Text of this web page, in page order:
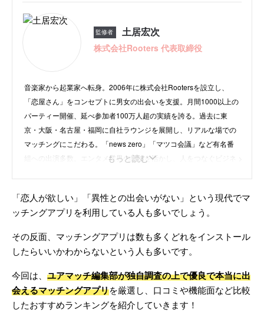
14位
で“実際に会える”チャンスが広がる
アンジュ | 30代以降のミドル世代で真
剣な婚活や恋活をしたいなら
16位
Memotia | バーチャル空間での出会い
やデートが楽しめる
17位
WIPPY(ウィッピー) | 韓国No.1アプリ
が日本上陸！
目的別！おすすめのマッチングアプリ紹介！
年代別におすすめマッチングアプリを紹介！
料金比較！おすすめのマッチングアプリ
マッチングアプリを選ぶ際の3つのポイント解説！
独自に特化しているおもしろいマッチングアプ
リ！
まとめ
よくある質問
監修者 土居宏次
株式会社Rooters 代表取締役
音楽家から起業家へ転身。2006年に株式会社Rootersを設立し、
「恋屋さん」をコンセプトに男女の出会いを支援。月間1000以上の
パーティー開催、延べ参加者100万人超の実績を誇る。過去に東
京・大阪・名古屋・福岡に自社ラウンジを展開し、リアルな場での
マッチングにこだわる。「news zero」「マツコ会議」など有名番
組への出演多数。エンタメ業界の経験を活かし、人をつなぐビジネ
・instagram
・株式会社Rooters
もっと読む
「恋人が欲しい」「異性との出会いがない」という現代でマ
ッチングアプリを利用している人も多いでしょう。
その反面、マッチングアプリは数も多くどれをインストール
したらいいかわからないという人も多いです。
今回は、 ユアマッチ編集部が独自調査の上で優良で本当に出
会えるマッチングアプリを厳選し、口コミや機能面など比較
したおすすめランキングを紹介していきます！